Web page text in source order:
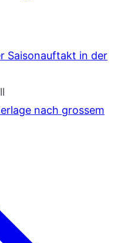
Saisonauftakt in der
nach grossem